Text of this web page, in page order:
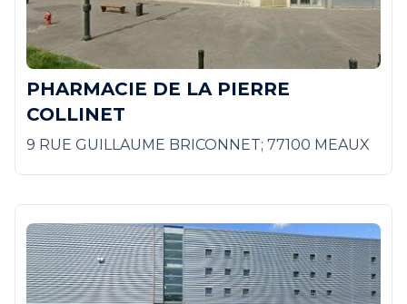
PHARMACIE DE LA PIERRE
COLLINET
9 RUE GUILLAUME BRICONNET; 77100 MEAUX